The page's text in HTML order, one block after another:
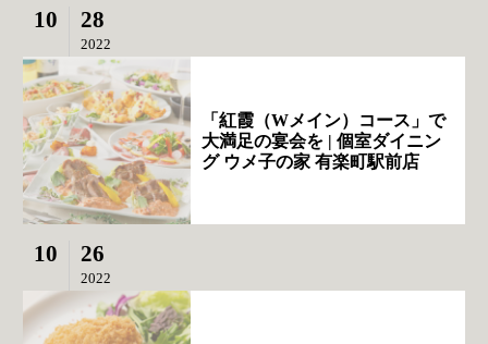
10 28
2022
「紅霞（Wメイン）コース」で
大満足の宴会を | 個室ダイニン
グ ウメ子の家 有楽町駅前店
10 26
2022